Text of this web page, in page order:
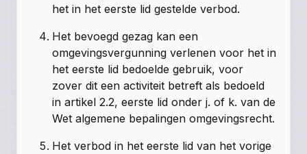
het in het eerste lid gestelde verbod.
Het bevoegd gezag kan een
omgevingsvergunning verlenen voor het in
het eerste lid bedoelde gebruik, voor
zover dit een activiteit betreft als bedoeld
in artikel 2.2, eerste lid onder j. of k. van de
Wet algemene bepalingen omgevingsrecht.
Het verbod in het eerste lid van het vorige